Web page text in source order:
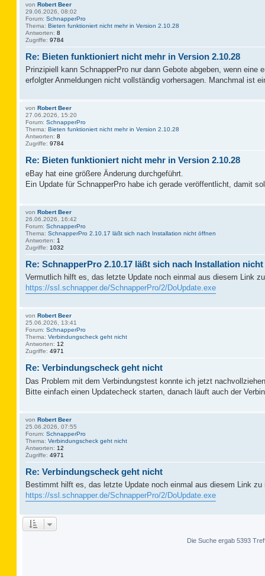
von Robert Beer
29.06.2026, 08:02
Forum: SchnapperPro
Thema: Bieten funktioniert nicht mehr in Version 2.10.28
Antworten: 8
Zugriffe: 9784
Re: Bieten funktioniert nicht mehr in Version 2.10.28
Prinzipiell kann SchnapperPro nur dann Gebote abgeben, wenn
erfolgter Anmeldungen nicht vollständig vorhersagen. Manchmal ist
von Robert Beer
27.06.2026, 15:20
Forum: SchnapperPro
Thema: Bieten funktioniert nicht mehr in Version 2.10.28
Antworten: 8
Zugriffe: 9784
Re: Bieten funktioniert nicht mehr in Version 2.10.28
eBay hat eine größere Änderung durchgeführt.
Ein Update für SchnapperPro habe ich gerade veröffentlicht, damit
von Robert Beer
26.06.2026, 16:42
Forum: SchnapperPro
Thema: SchnapperPro 2.10.17 läßt sich nach Installation nicht öffnen
Antworten: 1
Zugriffe: 1032
Re: SchnapperPro 2.10.17 läßt sich nach Installation
Vermutlich hilft es, das letzte Update noch einmal aus diesem Link
https://ssl.schnapper.de/SchnapperPro/2/DoUpdate.exe
von Robert Beer
25.06.2026, 13:41
Forum: SchnapperPro
Thema: Verbindungscheck geht nicht
Antworten: 12
Zugriffe: 4971
Re: Verbindungscheck geht nicht
Das Problem mit dem Verbindungstest konnte ich jetzt
Bitte einfach einen Updatecheck starten, danach läuft auch der
von Robert Beer
25.06.2026, 07:55
Forum: SchnapperPro
Thema: Verbindungscheck geht nicht
Antworten: 12
Zugriffe: 4971
Re: Verbindungscheck geht nicht
Bestimmt hilft es, das letzte Update noch einmal aus diesem Link zu
https://ssl.schnapper.de/SchnapperPro/2/DoUpdate.exe
Die Suche ergab 5393